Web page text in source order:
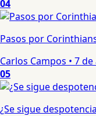
04
Pasos por
Carlos Campos • 7 de
05
¿Se sigue